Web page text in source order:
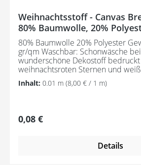
Weihnachtsstoff - Canvas
80% Baumwolle, 20%
80% Baumwolle 20% Polyester
gr/qm Waschbar: Schonwäsche bei 30°C Dieser
wunderschöne Dekostoff
weihnachtsroten Sternen und
Schneeflocken ist perfekt geeignet
Tischdecken, Vorhänge,
Artikels leicht von der Abbildung
Inhalt: 0.01 m (8,00 € / 1 m)
Regulärer Preis:
0,08 €
Details